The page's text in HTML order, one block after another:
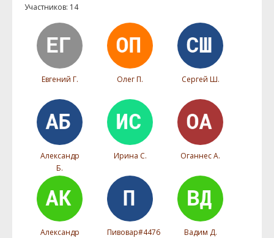
Участников: 14
Евгений Г. Олег П. Сергей Ш.
Александр
Б.
Ирина С. Оганнес А.
Александр
Пивовар#4476 Вадим Д.